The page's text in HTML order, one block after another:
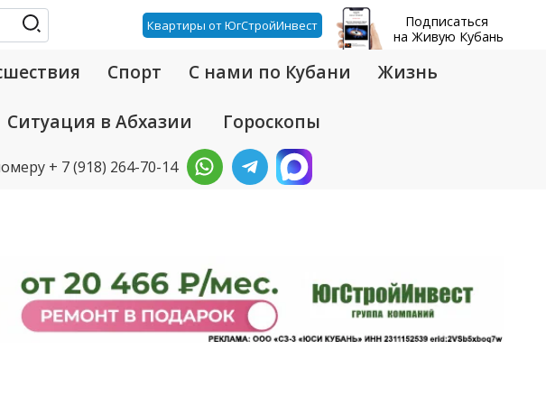
Квартиры от ЮгСтройИнвест
Подписаться
на Живую Кубань
Спорт С нами по Кубани Жизнь
Ситуация в Абхазии Гороскопы
+ 7 (918) 264-70-14